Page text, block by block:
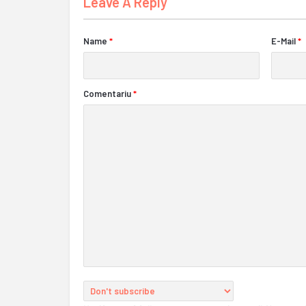
Name * E-Mail *
Comentariu*